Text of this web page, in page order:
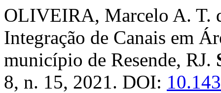
OLIVEIRA, Marcelo A. T.
Integração de Canais em
município de Resende, RJ.
8, n. 15, 2021. DOI: